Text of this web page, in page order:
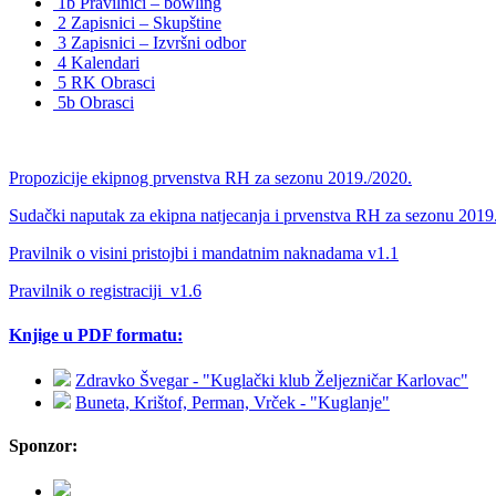
2 Zapisnici – Skupštine
3 Zapisnici – Izvršni odbor
4 Kalendari
5 RK Obrasci
5b Obrasci
Propozicije ekipnog prvenstva RH za sezonu 2019./2020.
Sudački naputak za ekipna natjecanja i prvenstva RH za sezonu
Pravilnik o visini pristojbi i mandatnim naknadama v1.1
Pravilnik o registraciji_v1.6
Knjige u PDF formatu:
Zdravko Švegar - "Kuglački klub Željezničar Karlovac"
Buneta, Krištof, Perman, Vrček - "Kuglanje"
Sponzor: